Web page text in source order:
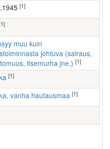
[1]
johtuva (sairaus,
itsemurha jne.) [1]
[1]
vanha hautausmaa [1]